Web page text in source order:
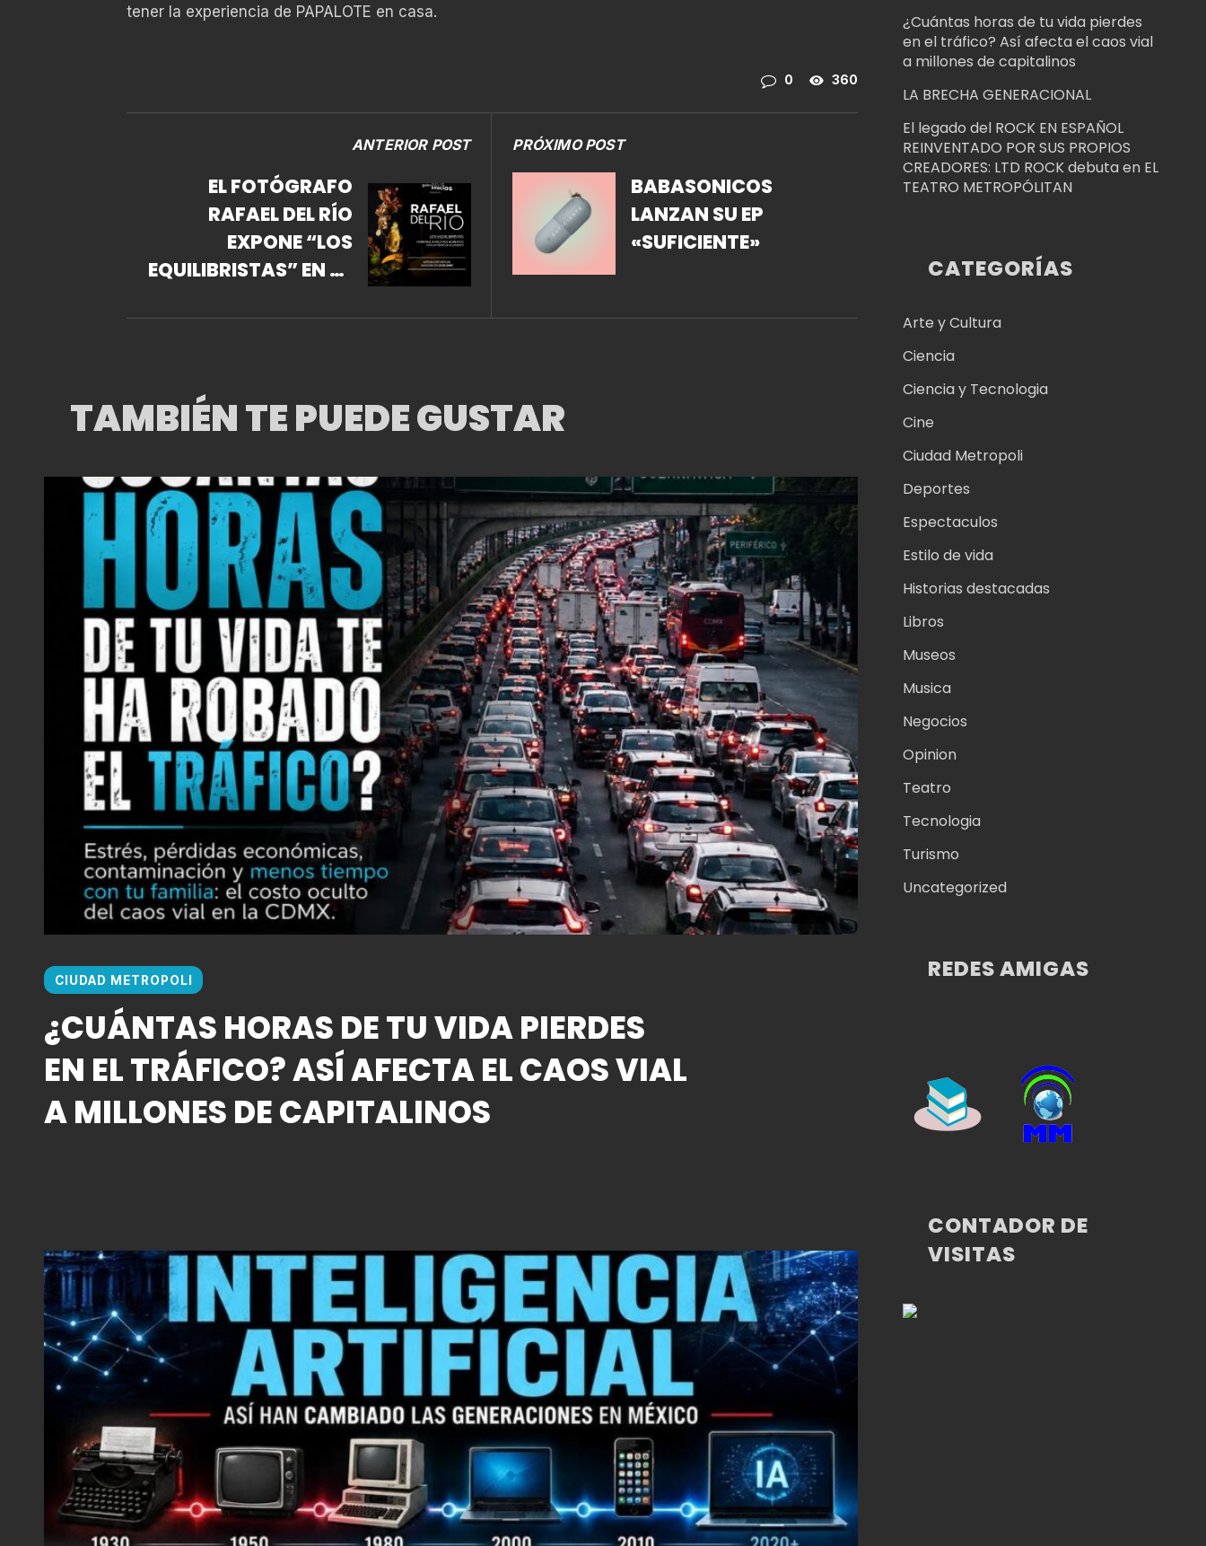
tener la experiencia de PAPALOTE en casa.
0 360
ANTERIOR POST
EL FOTÓGRAFO
RAFAEL DEL RÍO
EXPONE “LOS
EQUILIBRISTAS” EN LA
PALACIOS
PRÓXIMO POST
BABASONICOS
LANZAN SU EP
«SUFICIENTE»
TAMBIÉN TE PUEDE GUSTAR
CIUDAD METROPOLI
¿CUÁNTAS HORAS DE TU VIDA PIERDES
EN EL TRÁFICO? ASÍ AFECTA EL CAOS VIAL
A MILLONES DE CAPITALINOS
¿Cuántas horas de tu vida pierdes
en el tráfico? Así afecta el caos vial
a millones de capitalinos
LA BRECHA GENERACIONAL
El legado del ROCK EN ESPAÑOL
REINVENTADO POR SUS PROPIOS
CREADORES: LTD ROCK debuta en EL
TEATRO METROPÓLITAN
CATEGORÍAS
Arte y Cultura
Ciencia
Ciencia y Tecnologia
Cine
Ciudad Metropoli
Deportes
Espectaculos
Estilo de vida
Historias destacadas
Libros
Museos
Musica
Negocios
Opinion
Teatro
Tecnologia
Turismo
Uncategorized
REDES AMIGAS
CONTADOR DE
VISITAS